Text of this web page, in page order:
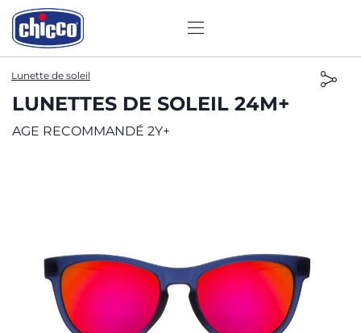
Lunette de soleil
LUNETTES DE SOLEIL 24M+
AGE RECOMMANDÉ 2Y+